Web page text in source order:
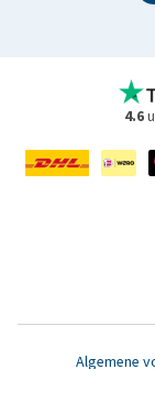
4.6
Algemene